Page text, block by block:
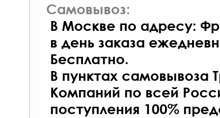
Самовывоз:
В Москве по адресу:
в день заказа
Бесплатно.
В пунктах самовывоза
Компаний по всей
поступления 100%